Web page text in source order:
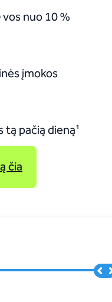
nuo 10 %
įmokos
pačią dieną¹
čia